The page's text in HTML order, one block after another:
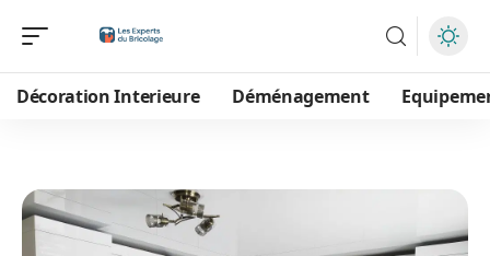
Décoration Interieure Déménagement